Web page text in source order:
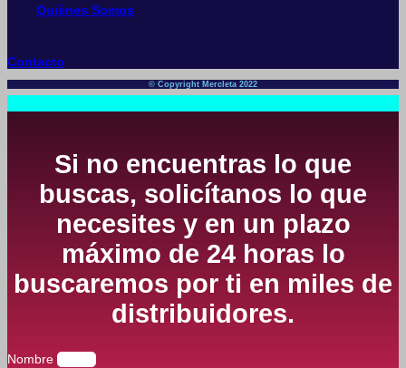
Quiénes Somos
Contacto
© Copyright Mercleta 2022
Si no encuentras lo que
buscas, solicítanos lo que
necesites y en un plazo
máximo de 24 horas lo
buscaremos por ti en miles de
distribuidores.
Nombre